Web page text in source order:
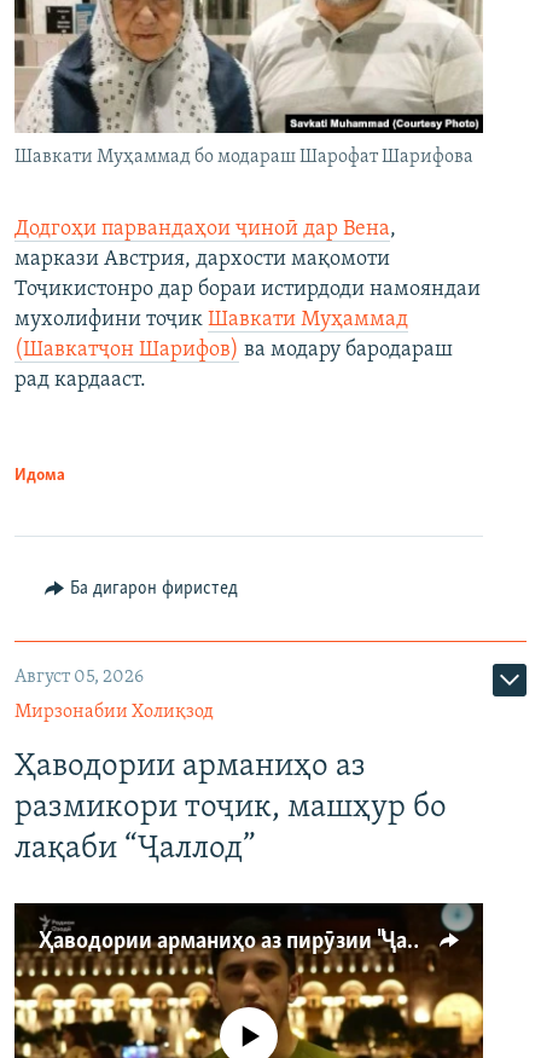
Шавкати Муҳаммад бо модараш Шарофат Шарифова
Додгоҳи парвандаҳои ҷиноӣ дар Вена,
маркази Австрия, дархости мақомоти
Тоҷикистонро дар бораи истирдоди намояндаи
мухолифини тоҷик Шавкати Муҳаммад
(Шавкатҷон Шарифов) ва модару бародараш
рад кардааст.
Идома
Ба дигарон фиристед
Август 05, 2026
Мирзонабии Холиқзод
Ҳаводории арманиҳо аз
размикори тоҷик, машҳур бо
лақаби “Ҷаллод”
Ҳаводории арманиҳо аз пирӯзии "Ҷаллод"-и тоҷик
Феълан кор намекунад